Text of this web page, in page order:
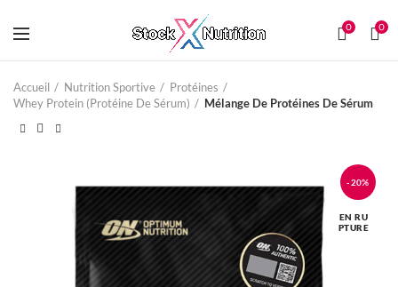
0 0
Accueil Nutrition Sportive
Protéines
Whey Protein (Protéine De Sérum)
Mélange De Protéines De Sérum
-20%
EN RU
PTURE